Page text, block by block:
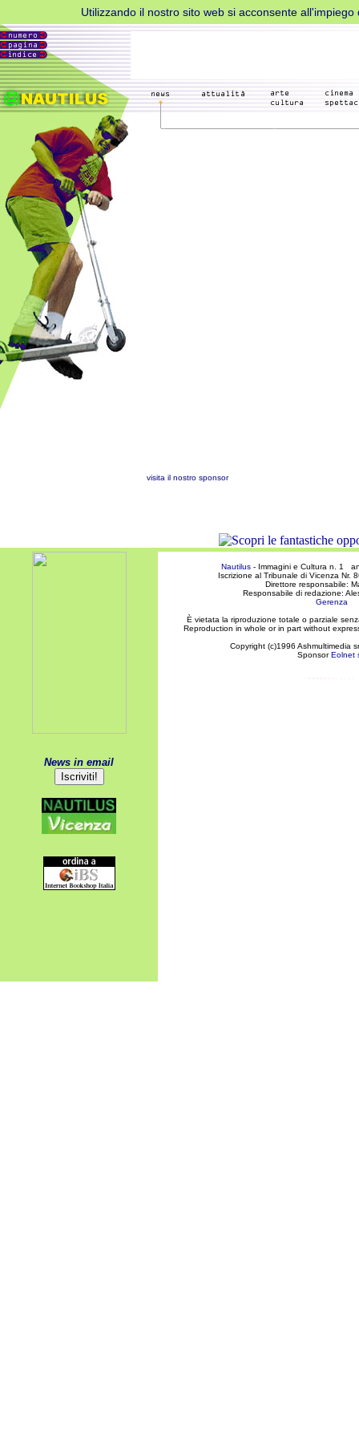
Utilizzando il nostro sito web si acconsente
Metti
pausa
AdBlock
per
favore
visita il nostro sponsor
News in email
Nautilus - Immagini e Cultura n. 1
Iscrizione al Tribunale di Vicenza Nr.
Direttore responsabile:
Responsabile di redazione:
Gerenza
È vietata la riproduzione totale o parziale
Reproduction in whole or in part without
Copyright (c)1996 Ashmultimedia
SponsorEolnet